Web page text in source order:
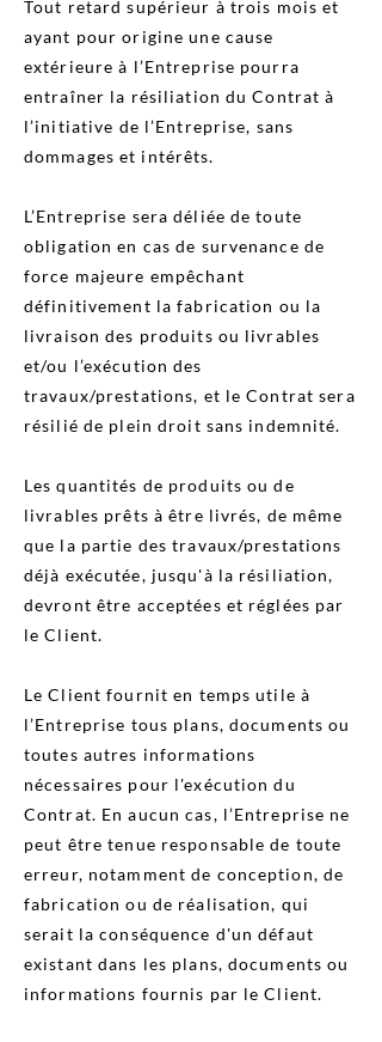
Tout retard supérieur à trois mois et
ayant pour origine une cause
extérieure à l’Entreprise pourra
entraîner la résiliation du Contrat à
l’initiative de l’Entreprise, sans
dommages et intérêts.
L’Entreprise sera déliée de toute
obligation en cas de survenance de
force majeure empêchant
définitivement la fabrication ou la
livraison des produits ou livrables
et/ou l’exécution des
travaux/prestations, et le Contrat sera
résilié de plein droit sans indemnité.
Les quantités de produits ou de
livrables prêts à être livrés, de même
que la partie des travaux/prestations
déjà exécutée, jusqu'à la résiliation,
devront être acceptées et réglées par
le Client.
Le Client fournit en temps utile à
l’Entreprise tous plans, documents ou
toutes autres informations
nécessaires pour l'exécution du
Contrat. En aucun cas, l’Entreprise ne
peut être tenue responsable de toute
erreur, notamment de conception, de
fabrication ou de réalisation, qui
serait la conséquence d'un défaut
existant dans les plans, documents ou
informations fournis par le Client.